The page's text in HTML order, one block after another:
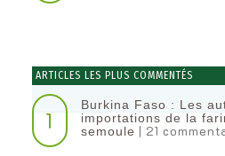
ARTICLES LES PLUS COMMENTÉS
1
Burkina Faso : Les
importations de la
semoule | 21